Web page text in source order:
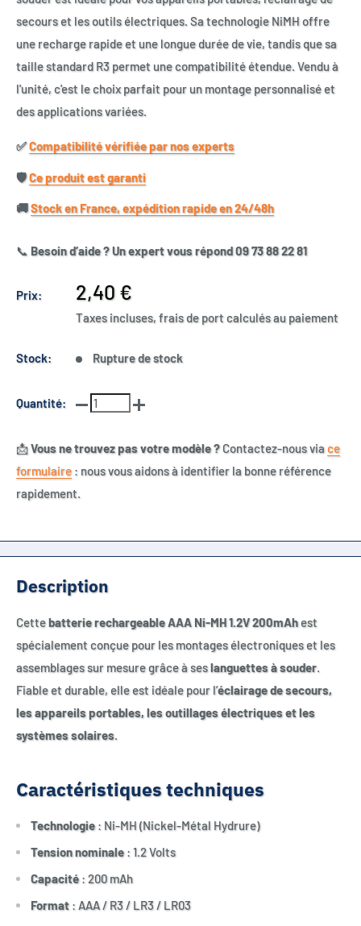
secours et les outils électriques. Sa technologie NiMH offre
une recharge rapide et une longue durée de vie, tandis que sa
taille standard R3 permet une compatibilité étendue. Vendu à
l'unité, c'est le choix parfait pour un montage personnalisé et
des applications variées.
✅​Compatibilité vérifiée par nos experts
🛡️​Ce produit est garanti
🚚​Stock en France, expédition rapide en 24/48h
📞 Besoin d’aide ? Un expert vous répond 09 73 88 22 81
Prix:
Prix
réduit
2,40 €
Taxes incluses, frais de port calculés au paiement
Stock: Rupture de stock
Quantité:
📩Vous ne trouvez pas votre modèle ?Contactez-nous viace
formulaire : nous vous aidons à identifier la bonne référence
rapidement.
Description
Cettebatterie rechargeable AAA Ni-MH 1.2V 200mAhest
spécialement conçue pour les montages électroniques et les
assemblages sur mesure grâce à seslanguettes à souder.
Fiable et durable, elle est idéale pour l’éclairage de secours,
les appareils portables, les outillages électriques et les
systèmes solaires.
Caractéristiques techniques
Technologie: Ni-MH (Nickel-Métal Hydrure)
Tension nominale: 1.2 Volts
Capacité: 200 mAh
Format : AAA / R3 / LR3 / LR03